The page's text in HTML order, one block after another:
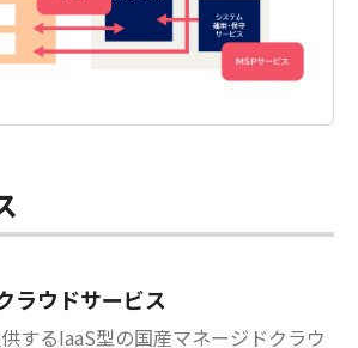
ラウドサービス
するIaaS型の国産マネージドクラウ